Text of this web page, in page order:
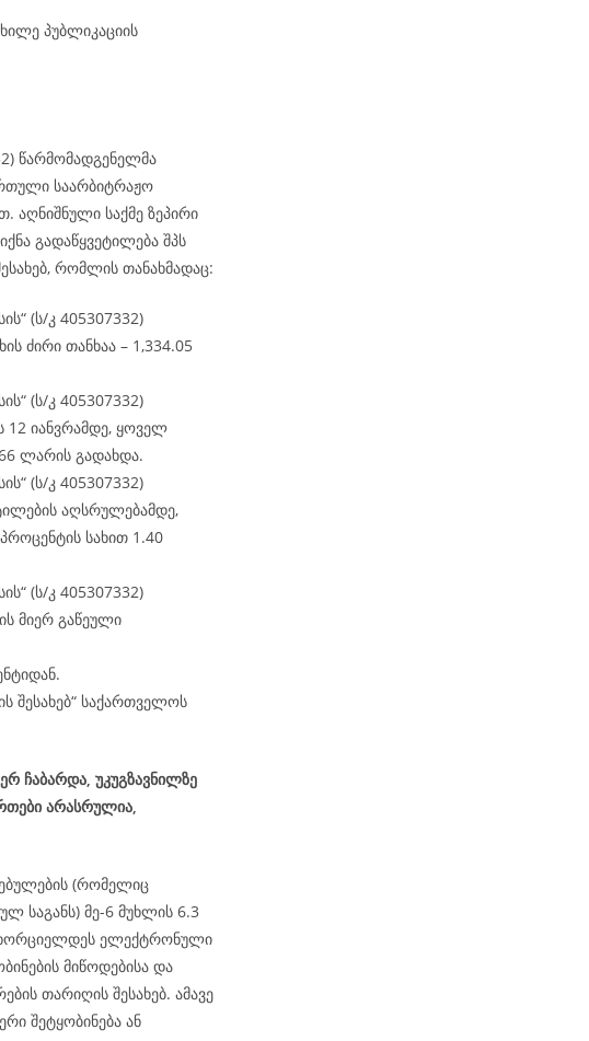
პუბლიკაციის
წარმომადგენელმა
საარბიტრაჟო
აღნიშნული საქმე ზეპირი
გადაწყვეტილება შპს
რომლის თანახმადაც:
(ს/კ 405307332)
ძირი თანხაა – 1,334.05
(ს/კ 405307332)
იანვრამდე, ყოველ
ლარის გადახდა.
(ს/კ 405307332)
აღსრულებამდე,
სახით 1.40
(ს/კ 405307332)
მიერ გაწეული
შესახებ“ საქართველოს
ჩაბარდა, უკუგზავნილზე
არასრულია,
(რომელიც
საგანს) მე-6 მუხლის 6.3
ელექტრონული
მიწოდებისა და
თარიღის შესახებ. ამავე
შეტყობინება ან